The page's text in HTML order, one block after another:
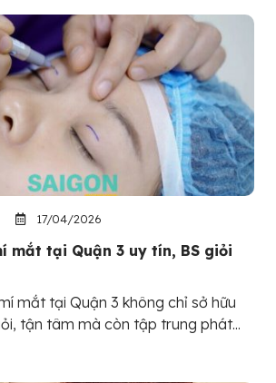
17/04/2026
mắt tại Quận 3 uy tín, BS giỏi
mắt tại Quận 3 không chỉ sở hữu
tận tâm mà còn tập trung phát...